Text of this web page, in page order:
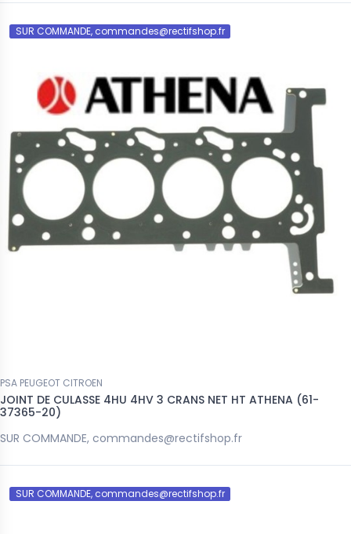
SUR COMMANDE, commandes@rectifshop.fr
PSA PEUGEOT CITROEN
JOINT DE CULASSE 4HU 4HV 3 CRANS NET HT ATHENA (61-
37365-20)
SUR COMMANDE, commandes@rectifshop.fr
SUR COMMANDE, commandes@rectifshop.fr